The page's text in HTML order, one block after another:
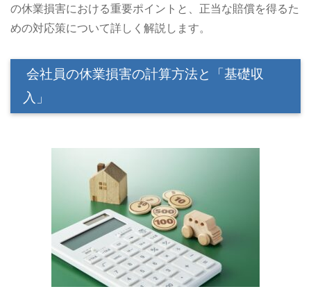
の休業損害における重要ポイントと、正当な賠償を得るた
めの対応策について詳しく解説します。
会社員の休業損害の計算方法と「基礎収
入」